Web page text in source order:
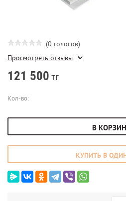
(0 голосов)
Просмотреть отзывы
121 500 тг
Кол-во:
В
КУПИТЬ В